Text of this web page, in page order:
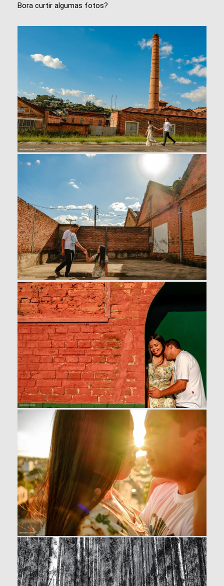
Bora curtir algumas fotos?